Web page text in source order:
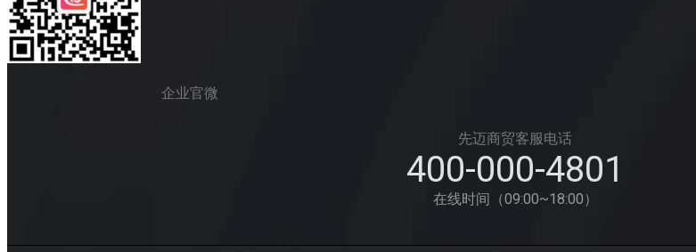
企业官微
先迈商贸客服电话
400-000-4801
在线时间（09:00~18:00）